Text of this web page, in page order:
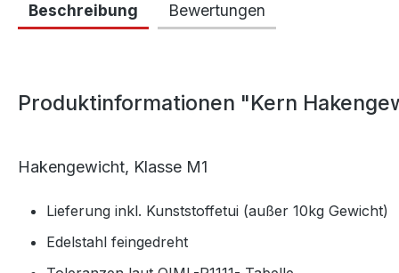
Beschreibung Bewertungen
Produktinformationen "Kern
Hakengewicht, Klasse M1
Lieferung inkl. Kunststoffetui (außer 10kg Gewicht)
Edelstahl feingedreht